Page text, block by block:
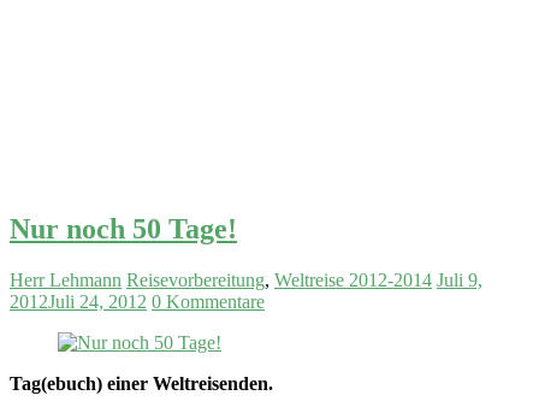
Nur noch 50 Tage!
Herr Lehmann Reisevorbereitung, Weltreise 2012-2014 Juli 9,
2012Juli 24, 2012 0 Kommentare
Tag(ebuch) einer Weltreisenden.